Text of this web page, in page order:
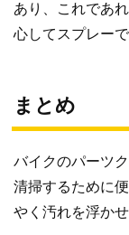
あり、これであ
心してスプレー
まとめ
バイクのパーツ
清掃するために
やく汚れを浮か